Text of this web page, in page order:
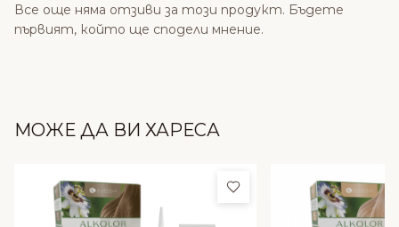
Все още няма отзиви за този продукт. Бъдете
първият, който ще сподели мнение.
МОЖЕ ДА ВИ ХАРЕСА
Добави в любими